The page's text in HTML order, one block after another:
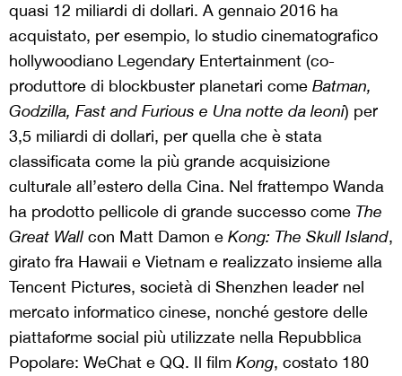
quasi 12 miliardi di dollari. A gennaio 2016 ha
acquistato, per esempio, lo studio cinematografico
hollywoodiano Legendary Entertainment (co-
produttore di blockbuster planetari come Batman,
Godzilla, Fast and Furious e Una notte da leoni) per
3,5 miliardi di dollari, per quella che è stata
classificata come la più grande acquisizione
culturale all’estero della Cina. Nel frattempo Wanda
ha prodotto pellicole di grande successo come The
Great Wall con Matt Damon e Kong: The Skull Island,
girato fra Hawaii e Vietnam e realizzato insieme alla
Tencent Pictures, società di Shenzhen leader nel
mercato informatico cinese, nonché gestore delle
piattaforme social più utilizzate nella Repubblica
Popolare: WeChat e QQ. Il film Kong, costato 180